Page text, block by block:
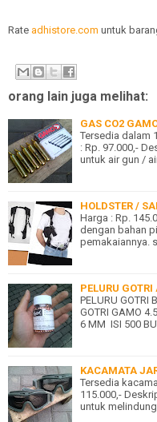
Rate adhistore.com untuk
orang lain juga melihat:
GAS CO2
Tersedia dalam
: Rp. 97.000,-
untuk air gun /
HOLDSTER /
Harga : Rp.
dengan bahan
pemakaiannya.
PELURU GOTRI
PELURU GOTRI
GOTRI GAMO
6 MM ISI 500
KACAMATA
Tersedia
115.000,-
untuk